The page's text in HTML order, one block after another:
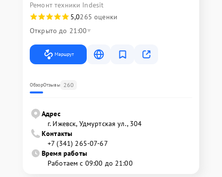
Ремонт техники Indesit
5,0265 оценки
Открыто до 21:00
Маршрут
ОбзорОтзывы 260
Адрес
г. Ижевск, Удмуртская ул., 304
Контакты
+7 (341) 265-07-67
Время работы
Работаем с 09:00 до 21:00